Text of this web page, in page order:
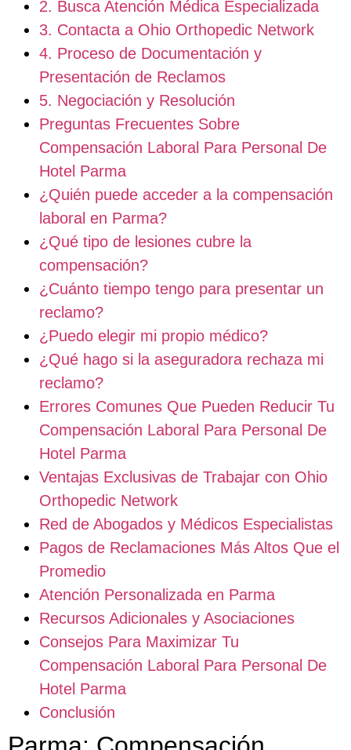
2. Busca Atención Médica Especializada
3. Contacta a Ohio Orthopedic Network
4. Proceso de Documentación y
Presentación de Reclamos
5. Negociación y Resolución
Preguntas Frecuentes Sobre
Compensación Laboral Para Personal De
Hotel Parma
¿Quién puede acceder a la compensación
laboral en Parma?
¿Qué tipo de lesiones cubre la
compensación?
¿Cuánto tiempo tengo para presentar un
reclamo?
¿Puedo elegir mi propio médico?
¿Qué hago si la aseguradora rechaza mi
reclamo?
Errores Comunes Que Pueden Reducir Tu
Compensación Laboral Para Personal De
Hotel Parma
Ventajas Exclusivas de Trabajar con Ohio
Orthopedic Network
Red de Abogados y Médicos Especialistas
Pagos de Reclamaciones Más Altos Que el
Promedio
Atención Personalizada en Parma
Recursos Adicionales y Asociaciones
Consejos Para Maximizar Tu
Compensación Laboral Para Personal De
Hotel Parma
Conclusión